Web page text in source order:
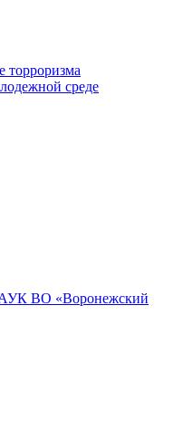
торроризма
среде
АУК ВО «Воронежский